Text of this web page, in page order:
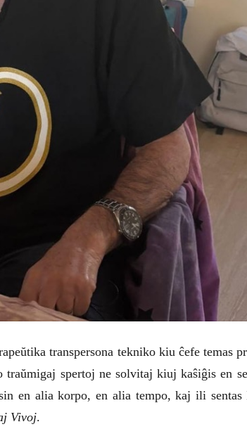
transpersona tekniko kiu ĉefe temas
traŭmigaj spertoj ne solvitaj kiuj kaŝiĝis en
en alia korpo, en alia tempo, kaj ili
Vivoj.